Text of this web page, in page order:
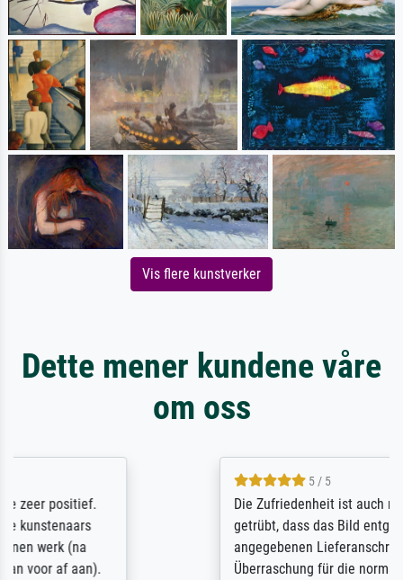
Vis flere kunstverker
Dette mener kundene våre
om oss
Die Zufriedenheit ist auch nicht dadurch
getrübt, dass das Bild entgegen einer
angegebenen Lieferanschrift (sollte eine
Überraschung für die normannische